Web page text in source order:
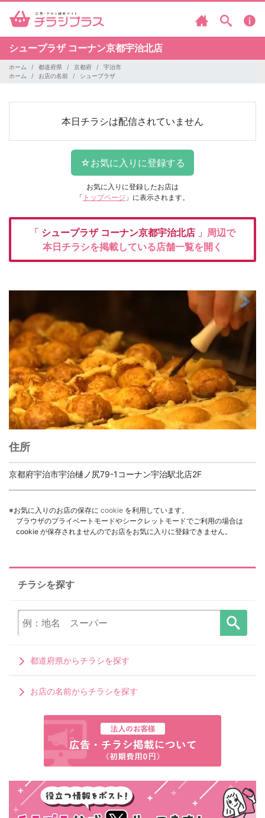
シュープラザ コーナン京都宇治北店
ホーム 都道府県 京都府
宇治市
ホーム
お店の名前 シュープラザ
本日チラシは配信されていません
お気に入りに登録したお店は
「 トップページ 」に表示されます。
「 シュープラザ コーナン京都宇治北店 」周辺で
本日チラシを掲載している店舗一覧を開く
住所
京都府宇治市宇治樋ノ尻79-1コーナン宇治駅北店2F
※お気に入りのお店の保存に cookie を利用しています。
ブラウザのプライベートモードやシークレットモードでご利用の場合は
cookie が保存されませんのでお店をお気に入りに登録できません。
チラシを探す
都道府県からチラシを探す
お店の名前からチラシを探す